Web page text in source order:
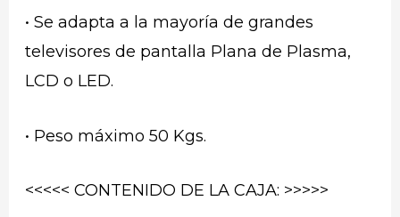
• Se adapta a la mayoría de grandes
televisores de pantalla Plana de Plasma,
LCD o LED.
• Peso máximo 50 Kgs.
<<<<< CONTENIDO DE LA CAJA: >>>>>